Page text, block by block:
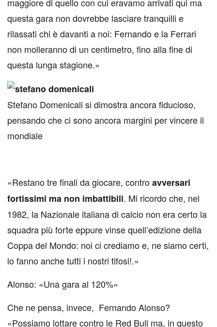
questa gara non dovrebbe lasciare tranquilli e
rilassati chi è davanti a noi: Fernando e la Ferrari
non molleranno di un centimetro, fino alla fine di
questa lunga stagione.»
Stefano Domenicali si dimostra ancora fiducioso,
pensando che ci sono ancora margini per vincere il
mondiale
«Restano tre finali da giocare, controavversari
fortissimi ma non imbattibili. Mi ricordo che, nel
1982, la Nazionale italiana di calcio non era certo la
squadra più forte eppure vinse quell’edizione della
Coppa del Mondo: noi ci crediamo e, ne siamo certi,
lo fanno anche tutti i nostri tifosi!.»
Alonso: «Una gara al 120%»
Che ne pensa, invece, Fernando Alonso?
«Possiamo lottare contro le Red Bull ma, in questo